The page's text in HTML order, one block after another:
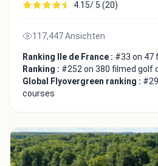
4.15/ 5 (20)
117,447 Ansichten
Ranking Ile de France : #33 on 47
Ranking : #252 on 380 filmed golf
Global Flyovergreen ranking :
courses
Integrate video
Video choice: